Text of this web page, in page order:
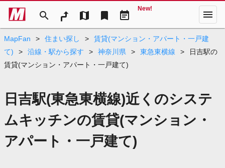
search map bookmark event_note
New! menu
MapFan > 住まい探し >
賃貸(マンション・アパート・一戸建
て)
> 沿線・駅から探す > 神奈川県 > 東急東横線 >
日吉駅の
賃貸(マンション・アパート・一戸建て)
日吉駅(東急東横線)近くのシステ
ムキッチンの賃貸(マンション・
アパート・一戸建て)